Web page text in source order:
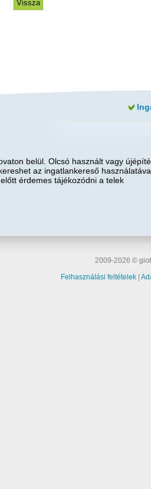
belül. Olcsó használt vagy
az ingatlankereső
érdemes tájékozódni a telek
2009-2026 ©
Felhasználási feltételek